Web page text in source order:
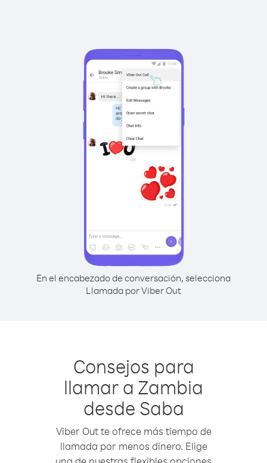
En el encabezado de conversación, selecciona
Llamada por Viber Out
Consejos para
llamar a Zambia
desde Saba
Viber Out te ofrece más tiempo de
llamada por menos dinero. Elige